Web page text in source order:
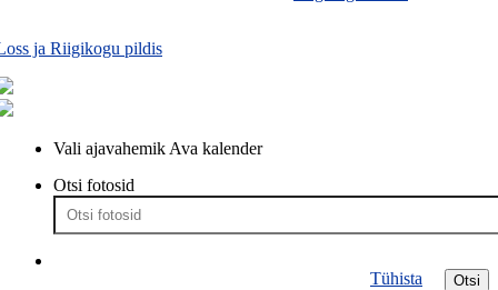
ja Riigikogu pildis
Vali ajavahemik Ava kalender
Otsi fotosid
Otsi
Tühista